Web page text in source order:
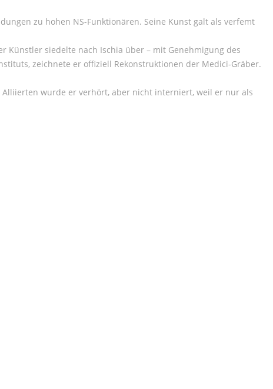
zu hohen NS-Funktionären. Seine Kunst galt als verfemt
Künstler siedelte nach Ischia über – mit Genehmigung des
zeichnete er offiziell Rekonstruktionen der Medici-Gräber.
wurde er verhört, aber nicht interniert, weil er nur als